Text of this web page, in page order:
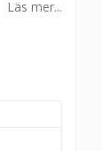
Läs mer...